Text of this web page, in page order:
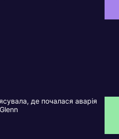
де почалася аварія